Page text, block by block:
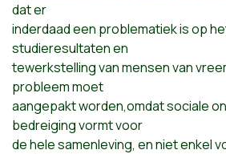
dat er
inderdaad een problematiek is op
studieresultaten en
tewerkstelling van mensen van
probleem moet
aangepakt worden,omdat sociale
bedreiging vormt voor
de hele samenleving, en niet enkel